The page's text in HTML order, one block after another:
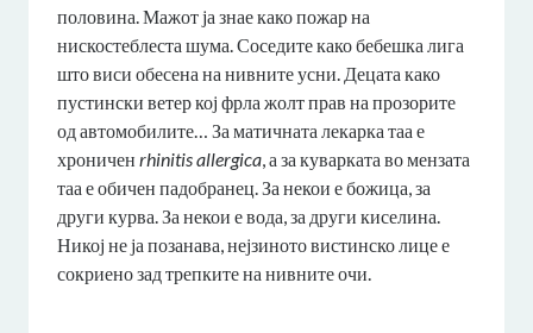
половина. Мажот ја знае како пожар на
нискостеблеста шума. Соседите како бебешка лига
што виси обесена на нивните усни. Децата како
пустински ветер кој фрла жолт прав на прозорите
од автомобилите… За матичната лекарка таа е
хроничен rhinitis allergica, а за куварката во мензата
таа е обичен падобранец. За некои е божица, за
други курва. За некои е вода, за други киселина.
Никој не ја позанава, нејзиното вистинско лице е
сокриено зад трепките на нивните очи.